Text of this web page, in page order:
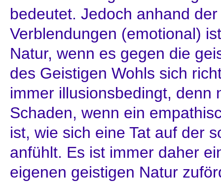
bedeutet. Jedoch anhand
Verblendungen (emotional)
Natur, wenn es gegen die
des Geistigen Wohls sich
immer illusionsbedingt, denn
Schaden, wenn ein
ist, wie sich eine Tat auf der
anfühlt. Es ist immer daher
eigenen geistigen Natur